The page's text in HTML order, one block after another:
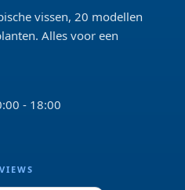
vissen, 20 modellen
Alles voor een
- 18:00